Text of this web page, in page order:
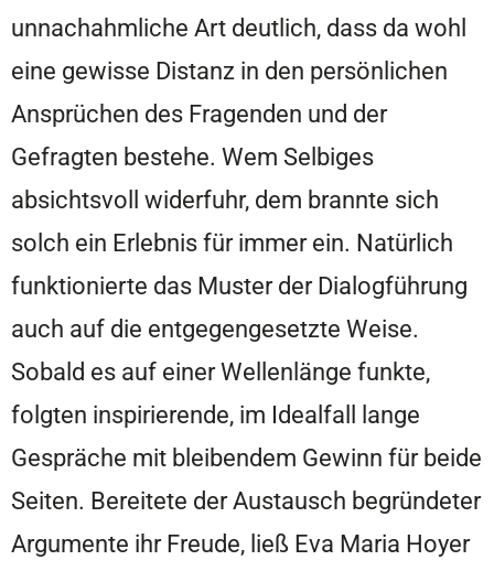
unnachahmliche Art deutlich, dass da wohl
eine gewisse Distanz in den persönlichen
Ansprüchen des Fragenden und der
Gefragten bestehe. Wem Selbiges
absichtsvoll widerfuhr, dem brannte sich
solch ein Erlebnis für immer ein. Natürlich
funktionierte das Muster der Dialogführung
auch auf die entgegengesetzte Weise.
Sobald es auf einer Wellenlänge funkte,
folgten inspirierende, im Idealfall lange
Gespräche mit bleibendem Gewinn für beide
Seiten. Bereitete der Austausch begründeter
Argumente ihr Freude, ließ Eva Maria Hoyer